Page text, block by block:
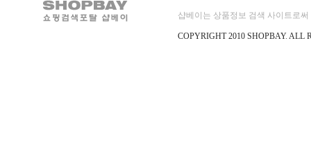
샵베이는 상품정보 검색 사이트로
COPYRIGHT 2010 SHOPBAY. ALL